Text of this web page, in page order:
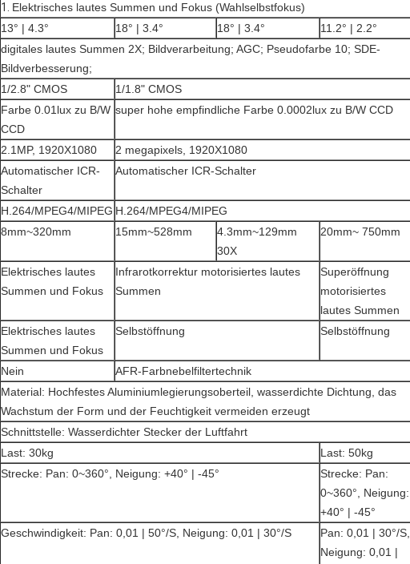
1. Elektrisches lautes Summen und Fokus (Wahlselbstfokus)
13° | 4.3° 18° | 3.4° 18° | 3.4°
11.2° | 2.2°
digitales lautes Summen 2X; Bildverarbeitung; AGC; Pseudofarbe 10; SDE-
Bildverbesserung;
1/2.8" CMOS
1/1.8" CMOS
Farbe 0.01lux zu B/W
CCD
super hohe empfindliche Farbe 0.0002lux zu B/W CCD
2.1MP, 1920X1080
2 megapixels, 1920X1080
Automatischer ICR-
Schalter
Automatischer ICR-Schalter
H.264/MPEG4/MIPEG H.264/MPEG4/MIPEG
8mm~320mm 15mm~528mm
4.3mm~129mm
30X
20mm~ 750mm
Elektrisches lautes
Summen und Fokus
Infrarotkorrektur motorisiertes lautes
Summen
Superöffnung
motorisiertes
lautes Summen
Elektrisches lautes
Summen und Fokus
Selbstöffnung Selbstöffnung
Nein
AFR-Farbnebelfiltertechnik
Material: Hochfestes Aluminiumlegierungsoberteil, wasserdichte Dichtung, das
Wachstum der Form und der Feuchtigkeit vermeiden erzeugt
Schnittstelle: Wasserdichter Stecker der Luftfahrt
Last: 30kg
Last: 50kg
Strecke: Pan: 0~360°, Neigung: +40° | -45°
Strecke: Pan:
0~360°, Neigung:
+40° | -45°
Geschwindigkeit: Pan: 0,01 | 50°/S, Neigung: 0,01 | 30°/S
Pan: 0,01 | 30°/S,
Neigung: 0,01 |